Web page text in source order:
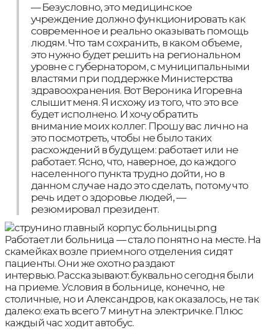
— Безусловно, это медицинское
учреждение должно функционировать как
современное и реально оказывать помощь
людям. Что там сохранить, в каком объеме,
это нужно будет решить на региональном
уровне с губернатором, с муниципальными
властями при поддержке Министерства
здравоохранения. Вот Вероника Игоревна
слышит меня. Я исхожу из того, что это все
будет исполнено. И хочу обратить
внимание моих коллег. Прошу вас лично на
это посмотреть, чтобы не было таких
расхождений в будущем: работает или не
работает. Ясно, что, наверное, до каждого
населенного пункта трудно дойти, но в
данном случае надо это сделать, потому что
речь идет о здоровье людей, —
резюмировал президент.
Работает ли больница — стало понятно на месте. На
скамейках возле приемного отделения сидят
пациенты. Они же охотно раздают
интервью. Рассказывают: буквально сегодня были
на приеме. Условия в больнице, конечно, не
столичные, но и Александров, как оказалось, не так
далеко: ехать всего 7 минут на электричке. Плюс
каждый час ходит автобус.